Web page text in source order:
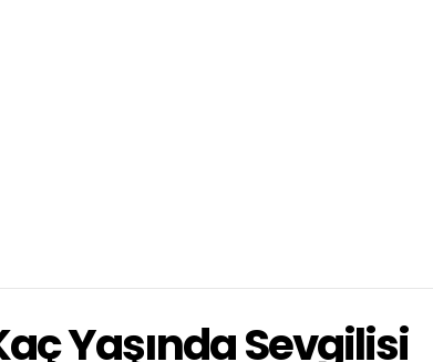
Yaşında Sevgilisi